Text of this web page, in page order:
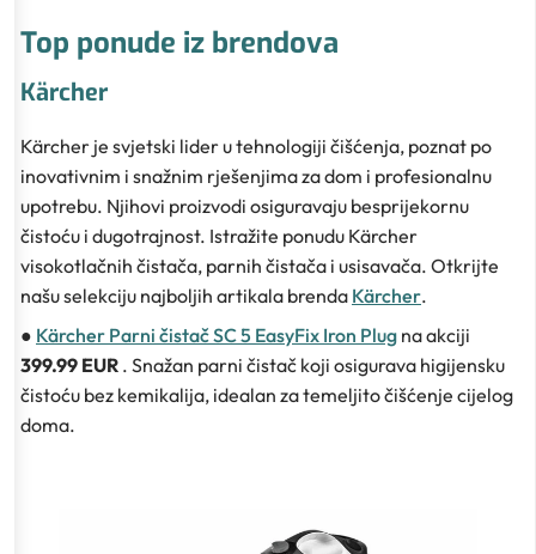
Top ponude iz brendova
Kärcher
Kärcher je svjetski lider u tehnologiji čišćenja, poznat po
inovativnim i snažnim rješenjima za dom i profesionalnu
upotrebu. Njihovi proizvodi osiguravaju besprijekornu
čistoću i dugotrajnost. Istražite ponudu Kärcher
visokotlačnih čistača, parnih čistača i usisavača. Otkrijte
našu selekciju najboljih artikala brenda Kärcher.
● Kärcher Parni čistač SC 5 EasyFix Iron Plug na akciji
399.99 EUR . Snažan parni čistač koji osigurava higijensku
čistoću bez kemikalija, idealan za temeljito čišćenje cijelog
doma.